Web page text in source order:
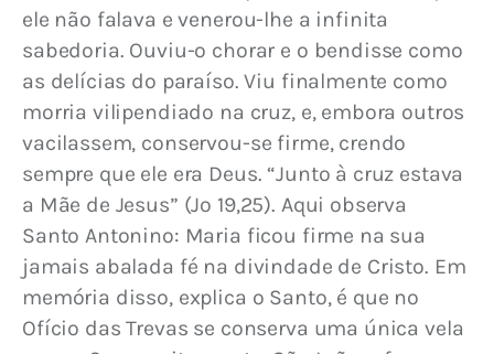
ele não falava e venerou-lhe a infinita
sabedoria. Ouviu-o chorar e o bendisse como
as delícias do paraíso. Viu finalmente como
morria vilipendiado na cruz, e, embora outros
vacilassem, conservou-se firme, crendo
sempre que ele era Deus. “Junto à cruz estava
a Mãe de Jesus” (Jo 19,25). Aqui observa
Santo Antonino: Maria ficou firme na sua
jamais abalada fé na divindade de Cristo. Em
memória disso, explica o Santo, é que no
Ofício das Trevas se conserva uma única vela